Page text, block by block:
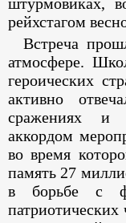
рейхстагом
Встреча
атмосфере.
героических
активно
сражениях и
аккордом
во время
память 27
в борьбе с
патриотических